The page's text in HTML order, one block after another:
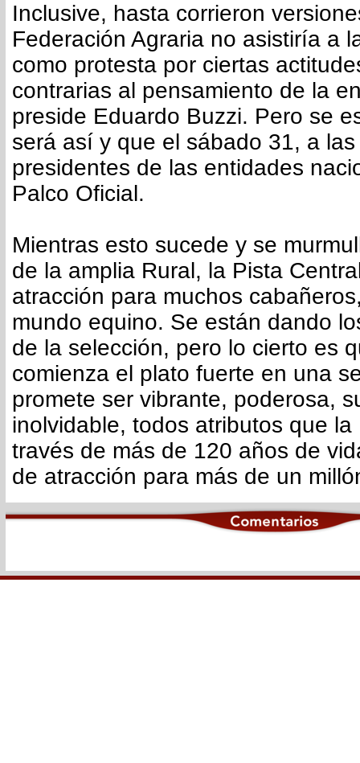
Inclusive, hasta corrieron
Federación Agraria no asistiría a
como protesta por ciertas
contrarias al pensamiento de la
preside Eduardo Buzzi. Pero se
será así y que el sábado 31, a
presidentes de las entidades
Palco Oficial.
Mientras esto sucede y se
de la amplia Rural, la Pista
atracción para muchos
mundo equino. Se están dando
de la selección, pero lo cierto es
comienza el plato fuerte en una
promete ser vibrante, poderosa,
inolvidable, todos atributos que la
través de más de 120 años de
de atracción para más de un